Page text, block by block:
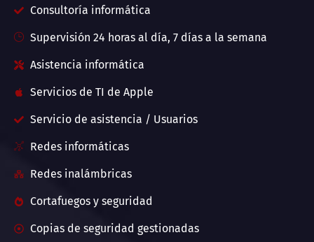
Consultoría informática
Supervisión 24 horas al día, 7 días a la semana
Asistencia informática
Servicios de TI de Apple
Servicio de asistencia / Usuarios
Redes informáticas
Redes inalámbricas
Cortafuegos y seguridad
Copias de seguridad gestionadas